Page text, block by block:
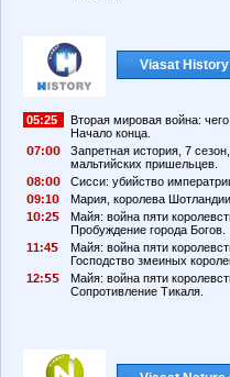
Viasat History
05:25
Вторая мировая война:
Начало конца.
7:
Запретная история, 7
мальтийских пришельцев.
8:
Сисси: убийство
9:1
Мария, королева
1
:2
Майя: война пяти
Пробуждение города Богов.
11:4
Майя: война пяти
Господство змеиных
12:
Майя: война пяти
Сопротивление Тикаля.